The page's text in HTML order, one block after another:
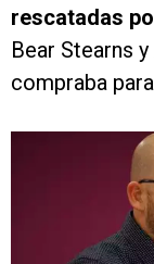
rescatadas
Bear Stearns
compraba